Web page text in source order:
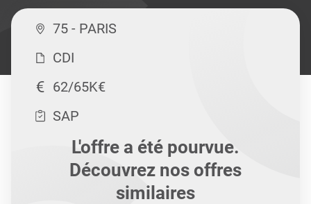
75 - PARIS
CDI
62/65K€
SAP
L'offre a été pourvue.
Découvrez nos offres
similaires